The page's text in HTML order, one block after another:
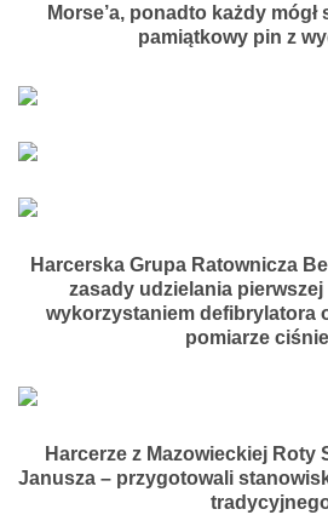
Morse’a, ponadto każdy
pamiątkowy pin z
Harcerska Grupa Ratownicza
zasady udzielania pierwszej
wykorzystaniem defibrylatora
pomiarze
Harcerze z Mazowieckiej Roty
Janusza – przygotowali